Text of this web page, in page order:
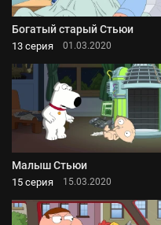
Богатый старый Стьюи
13 серия 01.03.2020
Малыш Стьюи
15 серия 15.03.2020